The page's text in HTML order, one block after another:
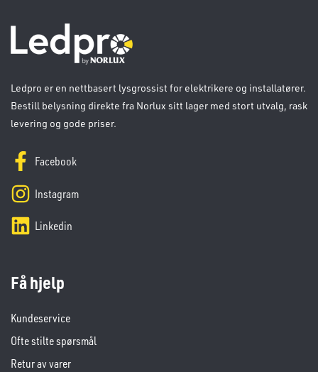
Ledpro er en nettbasert lysgrossist for elektrikere og installatører.
Bestill belysning direkte fra Norlux sitt lager med stort utvalg, rask
levering og gode priser.
Facebook
Instagram
Linkedin
Få hjelp
Kundeservice
Ofte stilte spørsmål
Retur av varer